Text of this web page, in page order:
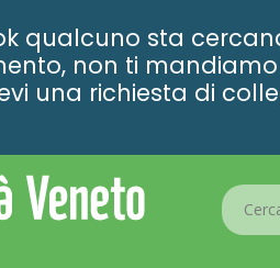
qualcuno sta
non ti
una richiesta di
Search
...